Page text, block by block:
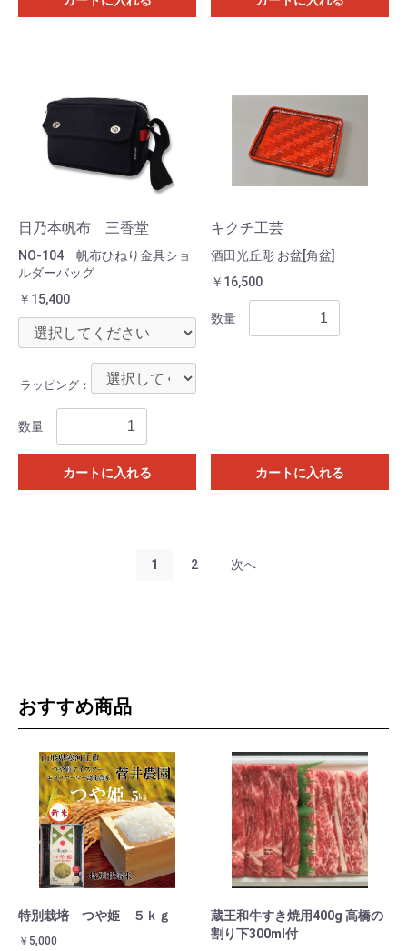
日乃本帆布 三香堂
NO-104 帆布ひねり金具ショ
ルダーバッグ
￥15,400
ラッピング：
数量
カートに入れる
キクチ工芸
酒田光丘彫 お盆[角盆]
￥16,500
数量
カートに入れる
1 2 次へ
おすすめ商品
特別栽培 つや姫 ５ｋｇ
￥5,000
蔵王和牛すき焼用400g 高橋の
割り下300ml付